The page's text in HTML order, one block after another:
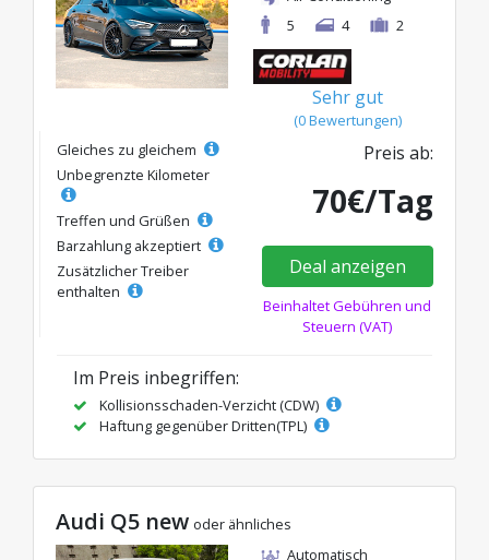
5
4 2
Sehr gut
(0 Bewertungen)
Gleiches zu gleichem
Unbegrenzte Kilometer
Treffen und Grüßen
Barzahlung akzeptiert
Zusätzlicher Treiber
enthalten
Preis ab:
70€/Tag
Deal anzeigen
Beinhaltet Gebühren und
Steuern (VAT)
Im Preis inbegriffen:
Kollisionsschaden-Verzicht (CDW)
Haftung gegenüber Dritten(TPL)
Audi Q5 new oder ähnliches
Automatisch